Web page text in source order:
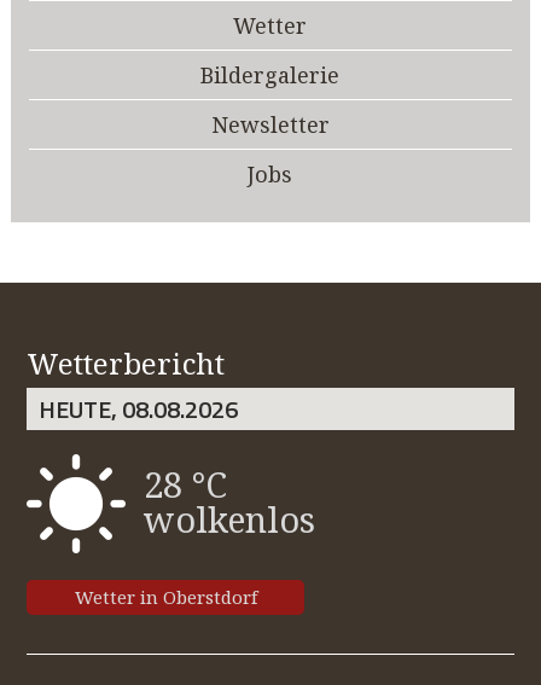
Wetter
Bildergalerie
Newsletter
Jobs
Wetterbericht
HEUTE, 08.08.2026
28 °C
wolkenlos
Wetter in Oberstdorf